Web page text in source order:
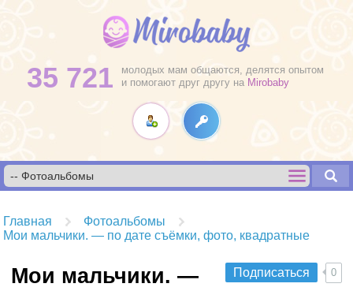
35 721
молодых мам общаются, делятся опытом
и помогают друг другу на Mirobaby
Главная
Фотоальбомы
Мои мальчики. — по дате съёмки, фото, квадратные
Подписаться 0
Мои мальчики. —